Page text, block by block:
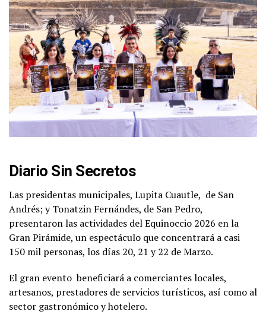
Diario Sin Secretos
Las presidentas municipales, Lupita Cuautle, de San
Andrés; y Tonatzin Fernándes, de San Pedro,
presentaron las actividades del Equinoccio 2026 en la
Gran Pirámide, un espectáculo que concentrará a casi
150 mil personas, los días 20, 21 y 22 de Marzo.
El gran evento beneficiará a comerciantes locales,
artesanos, prestadores de servicios turísticos, así como al
sector gastronómico y hotelero.